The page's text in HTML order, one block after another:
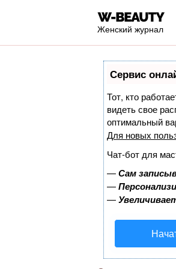
Женский журнал
Сервис
Тот, кто
видеть свое
оптимальный
Для новых
Чат-бот для
—Сам
—
—